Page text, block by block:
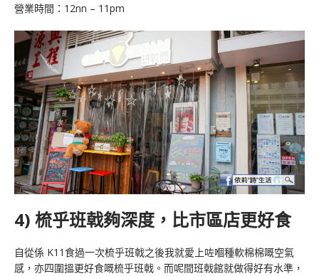
營業時間：12nn – 11pm
4) 梳乎班戟夠深度，比市區店更好食
自從係 K11食過一次梳乎班戟之後我就愛上咗嗰種軟棉棉嘅空氣
感，亦四圍搵更好食嘅梳乎班戟。而呢間班戟館就做得好有水準，